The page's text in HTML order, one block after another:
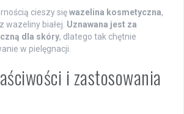
cieszy sięwazelina kosmetyczna,
wazeliny białej. Uznawana jest za
dla skóry, dlatego tak chętnie
w pielęgnacji.
i zastosowania